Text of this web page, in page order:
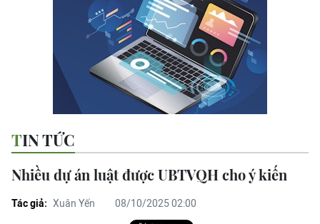
TIN TỨC
Nhiều dự án luật được UBTVQH cho ý kiến
Tác giả: Xuân Yến 08/10/2025 02:00